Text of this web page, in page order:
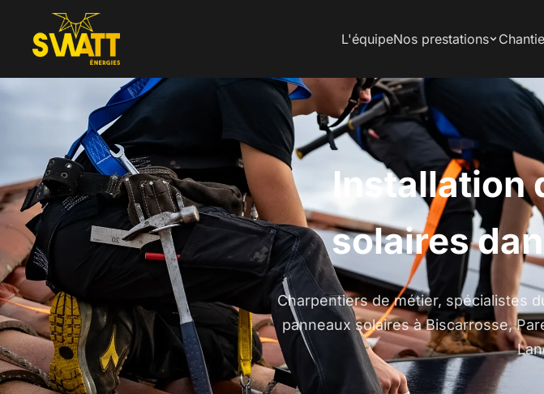
L'équipeNos prestations
Installation
solaires
Charpentiers de métier, spécialistes
panneaux solaires à Biscarrosse,
Référence